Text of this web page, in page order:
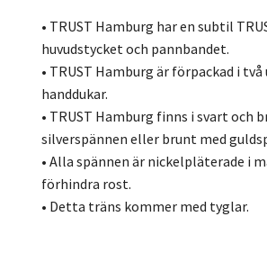
• TRUST Hamburg har en subtil
huvudstycket och pannbandet.
• TRUST Hamburg är förpackad i två
handdukar.
• TRUST Hamburg finns i svart och
silverspännen eller brunt med
• Alla spännen är nickelpläterade i
förhindra rost.
• Detta träns kommer med tyglar.